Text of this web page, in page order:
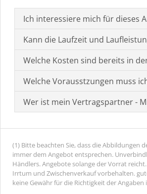
Ich interessiere mich für dieses
Kann die Laufzeit und
Welche Kosten sind bereits in
Welche Vorausstzungen muss
Wer ist mein Vertragspartner -
(1) Bitte beachten Sie, dass die Abbildungen
immer dem Angebot entsprechen.
Händlers. Angebote solange der Vorrat
Irrtum und Zwischenverkauf vorbehalten.
keine Gewähr für die Richtigkeit der Angaben